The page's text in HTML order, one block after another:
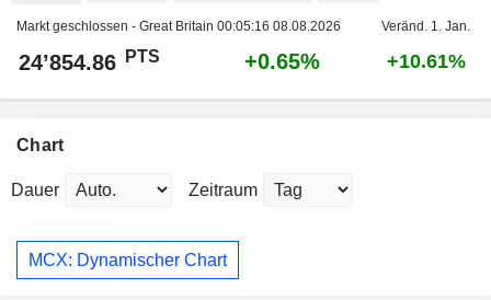
Markt geschlossen - Great Britain 00:05:16 08.08.2026 Veränd. 1. Jan.
24’854.86 PTS +0.65% +10.61%
Chart
Dauer Zeitraum
MCX: Dynamischer Chart